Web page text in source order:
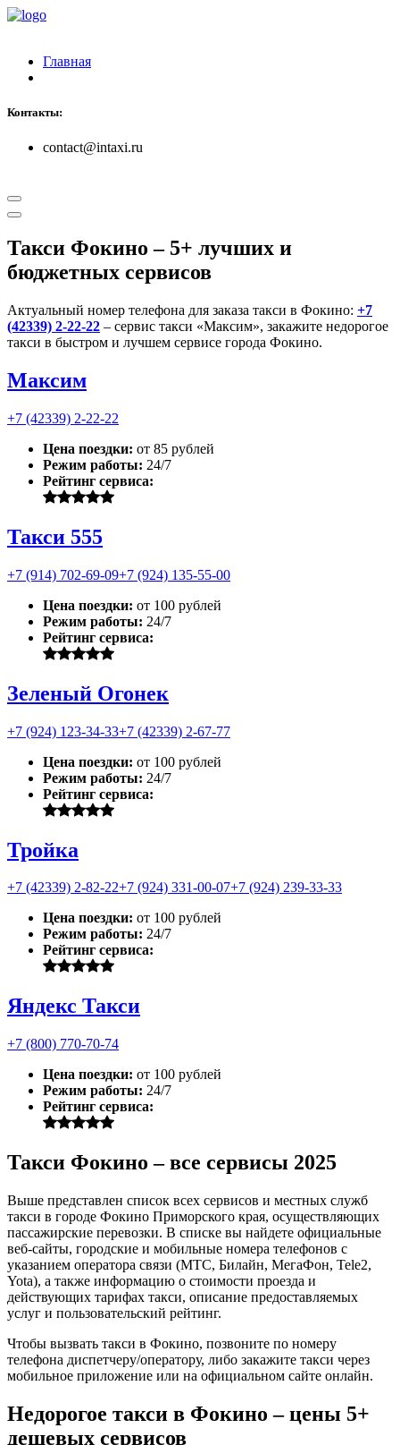
Главная
Контакты:
contact@intaxi.ru
Такси Фокино – 5+ лучших и
бюджетных сервисов
Актуальный номер телефона для заказа такси в Фокино: +7
(42339) 2-22-22 – сервис такси «Максим», закажите недорогое
такси в быстром и лучшем сервисе города Фокино.
Максим
+7 (42339) 2-22-22
Цена поездки: от 85 рублей
Режим работы: 24/7
Рейтинг сервиса:
Такси 555
+7 (914) 702-69-09+7 (924) 135-55-00
Цена поездки: от 100 рублей
Режим работы: 24/7
Рейтинг сервиса:
Зеленый Огонек
+7 (924) 123-34-33+7 (42339) 2-67-77
Цена поездки: от 100 рублей
Режим работы: 24/7
Рейтинг сервиса:
Тройка
+7 (42339) 2-82-22+7 (924) 331-00-07+7 (924) 239-33-33
Цена поездки: от 100 рублей
Режим работы: 24/7
Рейтинг сервиса:
Яндекс Такси
+7 (800) 770-70-74
Цена поездки: от 100 рублей
Режим работы: 24/7
Рейтинг сервиса:
Такси Фокино – все сервисы 2025
Выше представлен список всех сервисов и местных служб
такси в городе Фокино Приморского края, осуществляющих
пассажирские перевозки. В списке вы найдете официальные
веб-сайты, городские и мобильные номера телефонов с
указанием оператора связи (МТС, Билайн, МегаФон, Tele2,
Yota), а также информацию о стоимости проезда и
действующих тарифах такси, описание предоставляемых
услуг и пользовательский рейтинг.
Чтобы вызвать такси в Фокино, позвоните по номеру
телефона диспетчеру/оператору, либо закажите такси через
мобильное приложение или на официальном сайте онлайн.
Недорогое такси в Фокино – цены 5+
дешевых сервисов